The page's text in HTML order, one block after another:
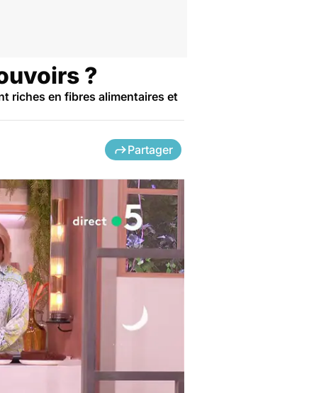
?
riches en fibres alimentaires et
Partager